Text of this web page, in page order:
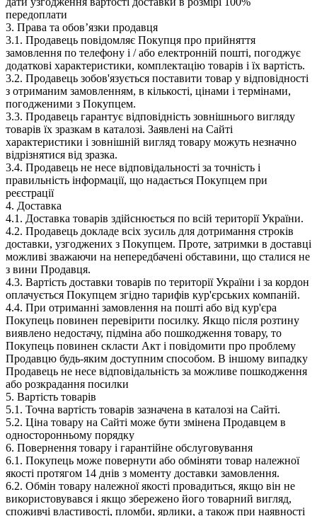
передоплати
3. Права та обов’язки продавця
3.1. Продавець повідомляє Покупця про прийняття
замовлення по телефону і / або електронній пошті, погоджує
додаткові характеристики, комплектацію товарів і їх вартість.
3.2. Продавець зобов'язується поставити товар у відповідності
з отриманим замовленням, в кількості, цінами і термінами,
погодженими з Покупцем.
3.3. Продавець гарантує відповідність зовнішнього вигляду
товарів їх зразкам в каталозі. Заявлені на Сайті
характеристики і зовнішній вигляд товару можуть незначно
відрізнятися від зразка.
3.4. Продавець не несе відповідальності за точність і
правильність інформації, що надається Покупцем при
реєстрації
4. Доставка
4.1. Доставка товарів здійснюється по всій території України.
4.2. Продавець докладе всіх зусиль для дотримання строків
доставки, узгоджених з Покупцем. Проте, затримки в доставці
можливі зважаючи на непередбачені обставини, що сталися не
з вини Продавця.
4.3. Вартість доставки товарів по території України і за кордон
оплачується Покупцем згідно тарифів кур'єрських компаній.
4.4. При отриманні замовлення на пошті або від кур'єра
Покупець повинен перевірити посилку. Якщо після розтину
виявлено недостачу, підміна або пошкодження товару, то
Покупець повинен скласти Акт і повідомити про проблему
Продавцю будь-яким доступним способом. В іншому випадку
Продавець не несе відповідальність за можливе пошкодження
або розкрадання посилки
5. Вартість товарів
5.1. Точна вартість товарів зазначена в каталозі на Сайті.
5.2. Ціна товару на Сайті може бути змінена Продавцем в
односторонньому порядку
6. Повернення товару і гарантійне обслуговування
6.1. Покупець може повернути або обміняти товар належної
якості протягом 14 днів з моменту доставки замовлення.
6.2. Обмін товару належної якості провадиться, якщо він не
використовувався і якщо збережено його товарний вигляд,
споживчі властивості, пломби, ярлики, а також при наявності